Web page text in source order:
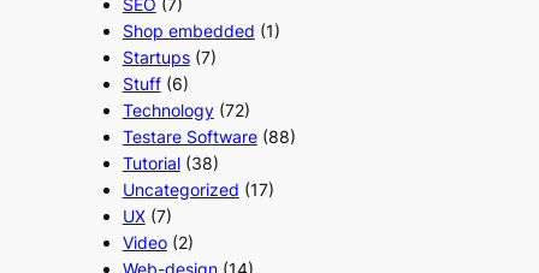
SEO (7)
Shop embedded (1)
Startups(7)
Stuff(6)
Technology(72)
Testare Software(88)
Tutorial(38)
Uncategorized (17)
UX(7)
Video(2)